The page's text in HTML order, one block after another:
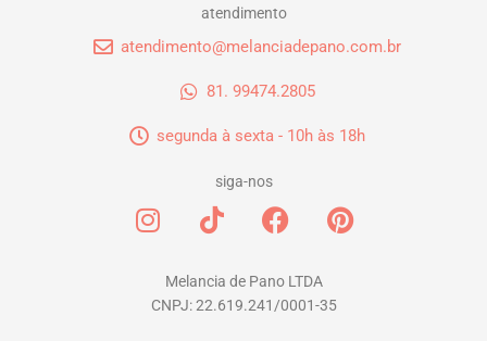
atendimento
atendimento@melanciadepano.com.br
81. 99474.2805
segunda à sexta - 10h às 18h
siga-nos
I
n
a
T
i
t
o
F
a
e
b
P
i
Melancia de Pano LTDA
CNPJ: 22.619.241/0001-35